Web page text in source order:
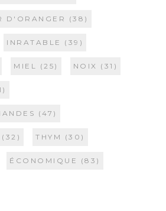
D'ORANGER (38)
INRATABLE (39)
MIEL (25) NOIX (31)
(47)
(32) THYM (30)
ÉCONOMIQUE (83)